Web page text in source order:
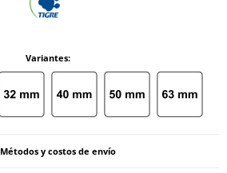
Variantes:
Métodos y costos de envío